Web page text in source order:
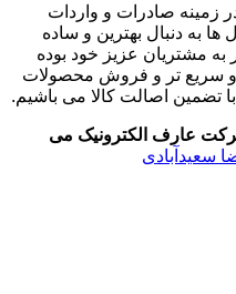
سال سابقه در زمینه صادرات و واردات
به دنبال بهترین و ساده
مشتریان عزیز خود بوده
و سریع تر و فروش محصولات
با تضمین اصالت کالا می باشیم.
عارف الکترونیک می
سعیدآبادی